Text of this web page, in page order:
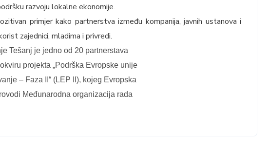
razvoju lokalne ekonomije.
primjer kako partnerstva između kompanija, javnih ustanova i
zajednici, mladima i privredi.
Tešanj je jedno od 20 partnerstava
projekta „Podrška Evropske unije
– Faza II“ (LEP II), kojeg Evropska
Međunarodna organizacija rada